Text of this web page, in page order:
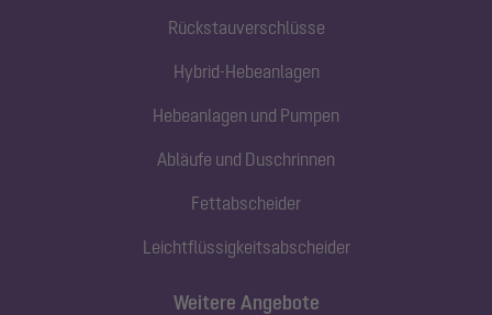
Rückstauverschlüsse
Hybrid-Hebeanlagen
Hebeanlagen und Pumpen
Abläufe und Duschrinnen
Fettabscheider
Leichtflüssigkeitsabscheider
Weitere Angebote